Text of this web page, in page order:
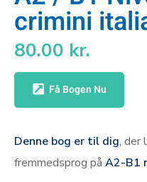
crimini
80.00 kr.
Få Bogen Nu
Denne bog er til dig, der
fremmedsprog på A2-B1